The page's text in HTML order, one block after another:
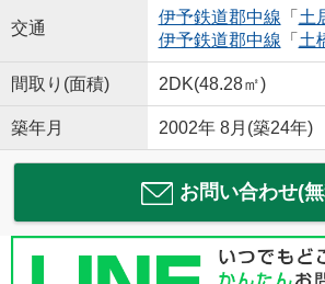
交通
伊予鉄道郡中線 「 土
伊予鉄道郡中線 「 土
間取り(面積) 2DK(48.28㎡)
築年月 2002年 8月(築24年)
お問い合わせ(